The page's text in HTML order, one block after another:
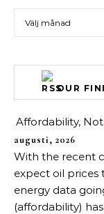
OUR
Affordability, Not
augusti, 2026
With the recent
expect oil prices
energy data
(affordability)